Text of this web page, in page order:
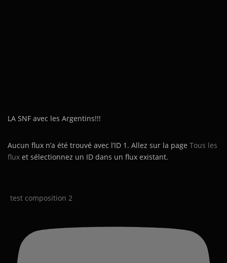
LA SNF avec les Argentins!!!
Aucun flux n’a été trouvé avec l’ID 1. Allez sur la page Tous les
flux et sélectionnez un ID dans un flux existant.
test composition 2